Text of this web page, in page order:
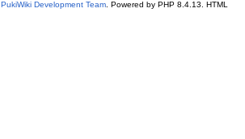
PukiWiki Development Team. Powered by PHP 8.4.13. HTML